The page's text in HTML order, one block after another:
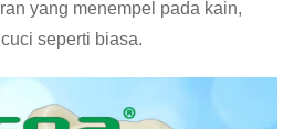
yang menempel pada kain,
seperti biasa.